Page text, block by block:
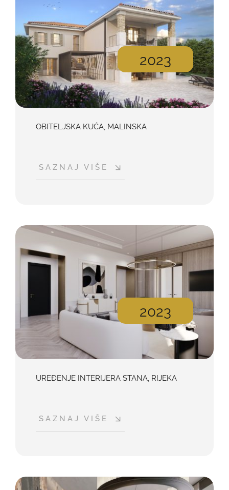
2023
OBITELJSKA KUĆA, MALINSKA
SAZNAJ VIŠE
2023
UREĐENJE INTERIJERA STANA, RIJEKA
SAZNAJ VIŠE